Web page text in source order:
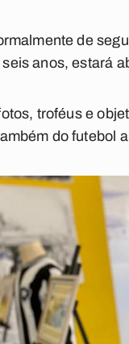
de
anos, estará
troféus e
do futebol